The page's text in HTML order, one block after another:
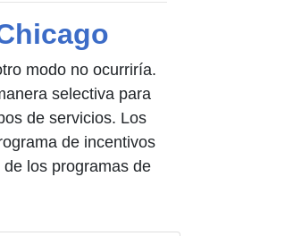
modo no ocurriría.
selectiva para
de servicios. Los
de incentivos
los programas de